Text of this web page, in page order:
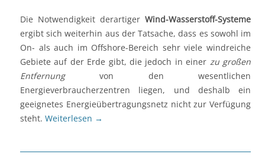
Die Notwendigkeit derartiger Wind-Wasserstoff-Systeme
ergibt sich weiterhin aus der Tatsache, dass es sowohl im
On- als auch im Offshore-Bereich sehr viele windreiche
Gebiete auf der Erde gibt, die jedoch in einer zu großen
Entfernungvon den wesentlichen
Energieverbraucherzentren liegen, und deshalb ein
geeignetes Energieübertragungsnetz nicht zur Verfügung
steht. Weiterlesen →